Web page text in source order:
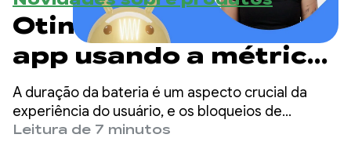
Otimize a bateria do
app usando a métrica
de wake lock do
Android vitals
A duração da bateria é um aspecto crucial da
experiência do usuário, e os bloqueios de
ativação têm um papel importante. Nesta
Leitura de 7 minutos